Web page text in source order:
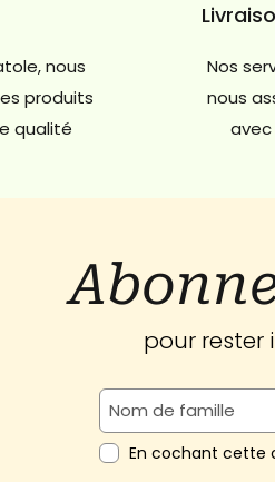
nous
produits
qualité
Nos
nous
avec
pour rester
En cochant cette